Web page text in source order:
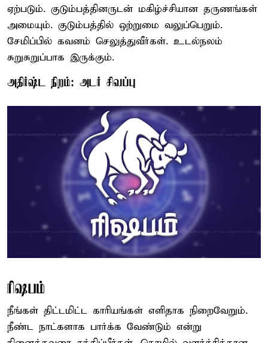
ஏற்படும். குடும்பத்தினருடன் மகிழ்ச்சியான தருணங்கள்
அமையும். குடும்பத்தில் ஒற்றுமை வலுப்பெறும்.
சேமிப்பில் கவனம் செலுத்துவீர்கள். உடல்நலம்
சுறுசுறுப்பாக இருக்கும்.
அதிர்ஷ்ட நிறம்: அடர் சிவப்பு
ரிஷபம்
நீங்கள் திட்டமிட்ட காரியங்கள் எளிதாக நிறைவேறும்.
நீண்ட நாட்களாக பார்க்க வேண்டும் என்று